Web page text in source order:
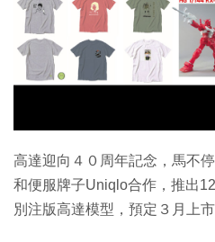
Enterprise Digital
特集
高達迎向４０周年記念，馬不
和便服牌子Uniqlo合作，推出
別注版高達模型，預定３月上市